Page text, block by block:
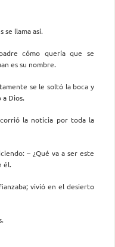
se llama así.
cómo quería que se
es su nombre.
se le soltó la boca y
a Dios.
la noticia por toda la
– ¿Qué va a ser este
él.
vivió en el desierto